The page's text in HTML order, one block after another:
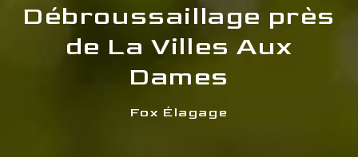
Débroussaillage près
de La Villes Aux
Dames
Fox Élagage